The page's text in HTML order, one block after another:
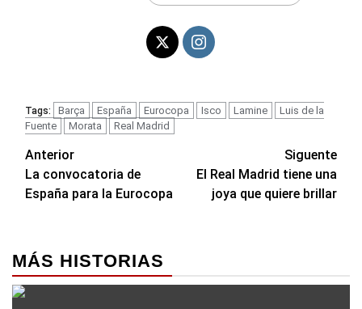
Tags: Barça España Eurocopa Isco Lamine
Luis de la
Fuente
Morata Real Madrid
Navegación
de
Anterior
La convocatoria de
España para la Eurocopa
Siguente
El Real Madrid tiene una
joya que quiere brillar
MÁS HISTORIAS